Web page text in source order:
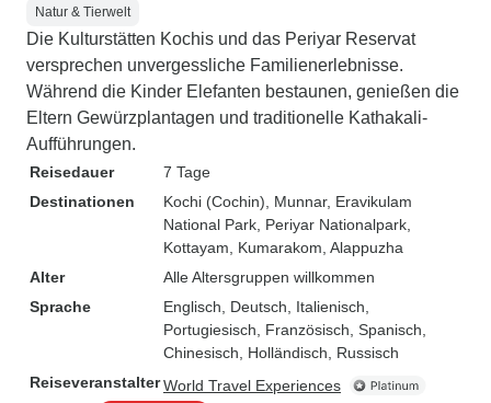
Natur & Tierwelt
Die Kulturstätten Kochis und das Periyar Reservat
versprechen unvergessliche Familienerlebnisse.
Während die Kinder Elefanten bestaunen, genießen die
Eltern Gewürzplantagen und traditionelle Kathakali-
Aufführungen.
Reisedauer
7 Tage
Destinationen
Kochi (Cochin) , Munnar, Eravikulam
National Park , Periyar Nationalpark
Kottayam , Kumarakom , Alappuzha
Alter
Alle Altersgruppen willkommen
Sprache
Englisch, Deutsch, Italienisch,
Portugiesisch, Französisch, Spanisch,
Chinesisch, Holländisch, Russisch
ReiseveranstalterWorld Travel Experiences